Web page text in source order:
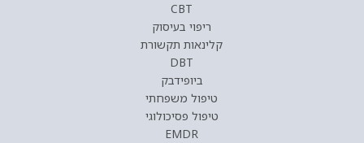
CBT
ריפוי בעיסוק
קלינאות תקשורת
DBT
ביופידבק
טיפול משפחתי
טיפול פסיכולוגי
EMDR